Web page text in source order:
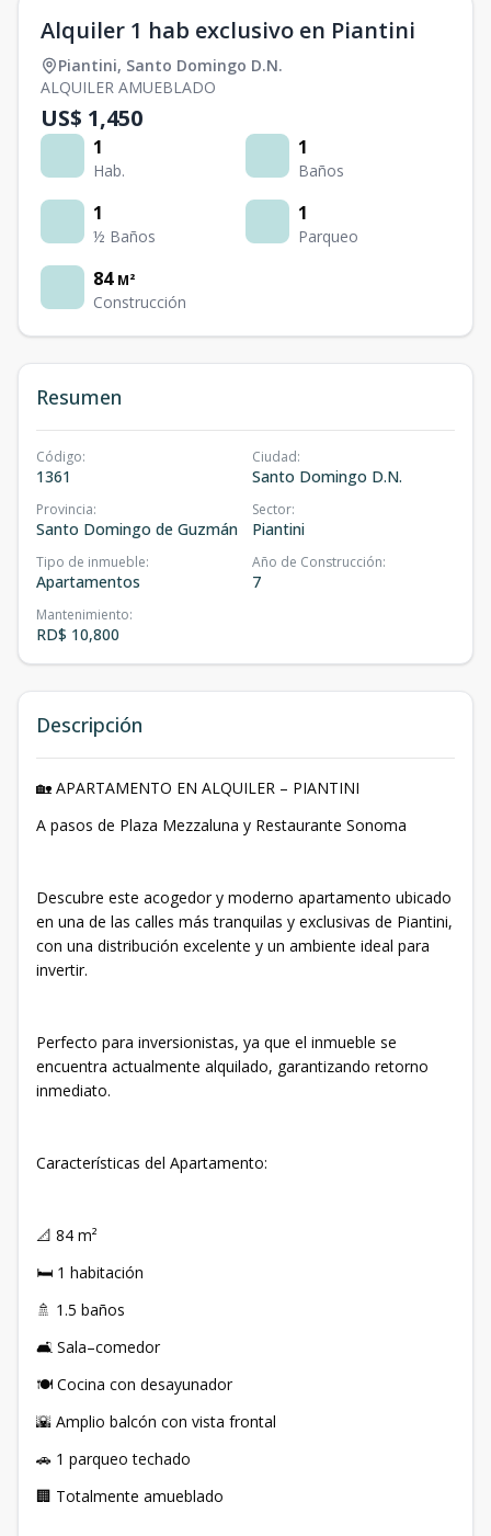
Alquiler 1 hab exclusivo en Piantini
Piantini, Santo Domingo D.N.
ALQUILER AMUEBLADO
US$ 1,450
1
Hab.
1
Baños
1
½ Baños
1
Parqueo
84 M²
Construcción
Resumen
Código:
1361
Ciudad:
Santo Domingo D.N.
Provincia:
Santo Domingo de Guzmán
Sector:
Piantini
Tipo de inmueble:
Apartamentos
Año de Construcción:
7
Mantenimiento:
RD$ 10,800
Descripción
🏡 APARTAMENTO EN ALQUILER – PIANTINI
A pasos de Plaza Mezzaluna y Restaurante Sonoma
Descubre este acogedor y moderno apartamento ubicado
en una de las calles más tranquilas y exclusivas de Piantini,
con una distribución excelente y un ambiente ideal para
invertir.
Perfecto para inversionistas, ya que el inmueble se
encuentra actualmente alquilado, garantizando retorno
inmediato.
Características del Apartamento:
📐 84 m²
🛏️ 1 habitación
🚿 1.5 baños
🛋️ Sala–comedor
🍽️ Cocina con desayunador
🌇 Amplio balcón con vista frontal
🚗 1 parqueo techado
🏢 Totalmente amueblado